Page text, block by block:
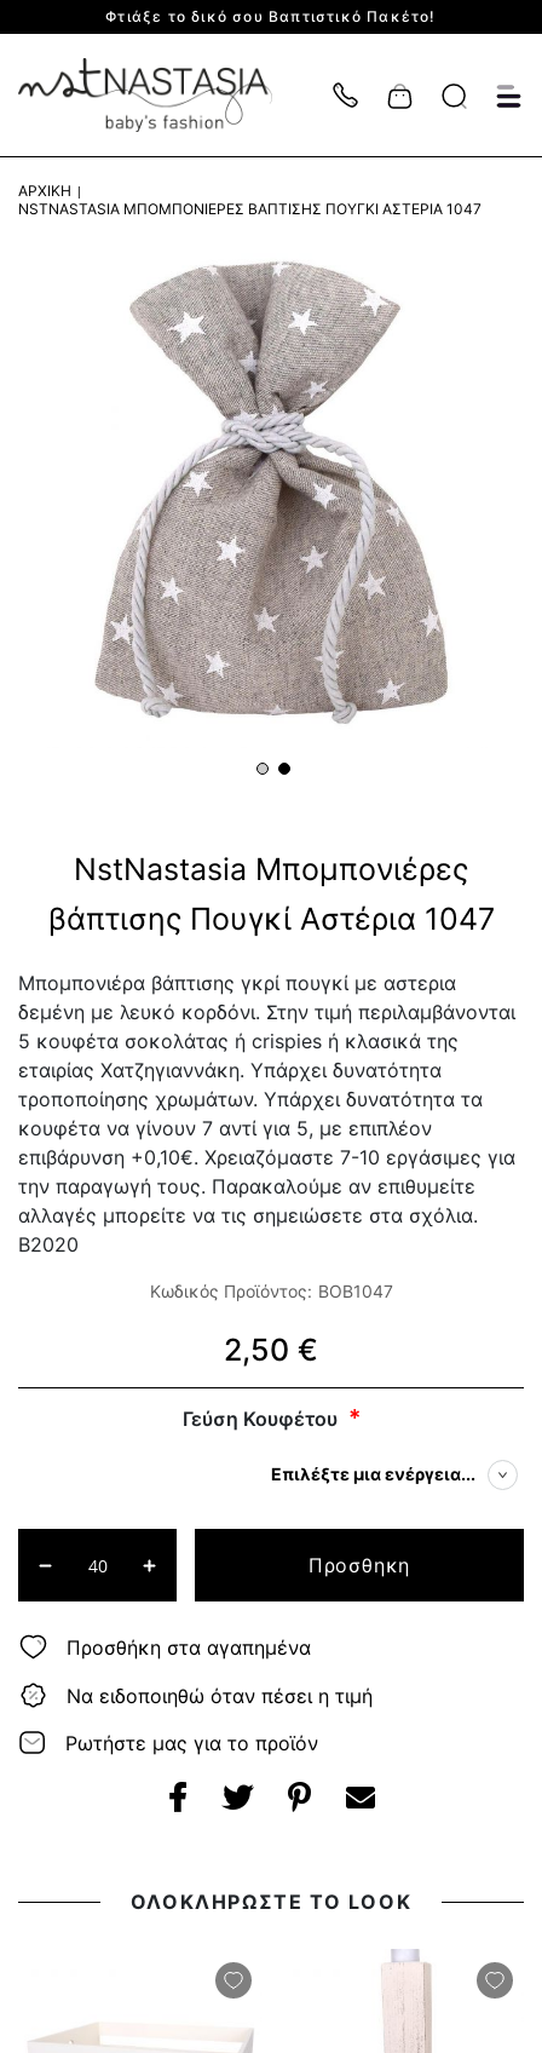
Φτιάξε το δικό σου Βαπτιστικό Πακέτο!
Cart
ΑΡΧΙΚΉ
NSTNASTASIA ΜΠΟΜΠΟΝΙΈΡΕΣ ΒΆΠΤΙΣΗΣ ΠΟΥΓΚΊ ΑΣΤΈΡΙΑ 1047
NstNastasia Μπομπονιέρες
βάπτισης Πουγκί Αστέρια 1047
Μπομπονιέρα βάπτισης γκρί πουγκί με αστερια
δεμένη με λευκό κορδόνι. Στην τιμή περιλαμβάνονται
5 κουφέτα σοκολάτας ή crispies ή κλασικά της
εταιρίας Χατζηγιαννάκη. Υπάρχει δυνατότητα
τροποποίησης χρωμάτων. Υπάρχει δυνατότητα τα
κουφέτα να γίνουν 7 αντί για 5, με επιπλέον
επιβάρυνση +0,10€. Χρειαζόμαστε 7-10 εργάσιμες για
την παραγωγή τους. Παρακαλούμε αν επιθυμείτε
αλλαγές μπορείτε να τις σημειώσετε στα σχόλια.
B2020
Κωδικός Προϊόντος: BOB1047
2,50 €
Γεύση Κουφέτου
Επιλέξτε μια ενέργεια...
Προσθηκη
Προσθήκη στα αγαπημένα
Να ειδοποιηθώ όταν πέσει η τιμή
Ρωτήστε μας για το προϊόν
ΟΛΟΚΛΗΡΩΣΤΕ ΤΟ LOOK